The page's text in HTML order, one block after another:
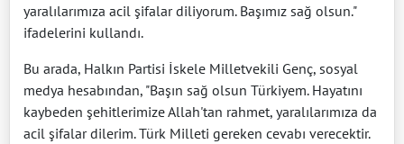
yaralılarımıza acil şifalar diliyorum. Başımız sağ olsun."
ifadelerini kullandı.
Bu arada, Halkın Partisi İskele Milletvekili Genç, sosyal
medya hesabından, "Başın sağ olsun Türkiyem. Hayatını
kaybeden şehitlerimize Allah'tan rahmet, yaralılarımıza da
acil şifalar dilerim. Türk Milleti gereken cevabı verecektir.